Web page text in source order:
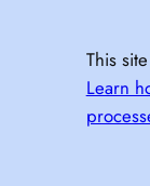
This
Learn